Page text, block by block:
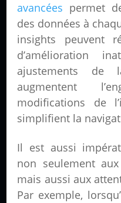
avancées permet
des données à
insights peuvent
d’amélioration
ajustements de
augmentent
modifications de
simplifient la
Il est aussi
non seulement
mais aussi aux
Par exemple,